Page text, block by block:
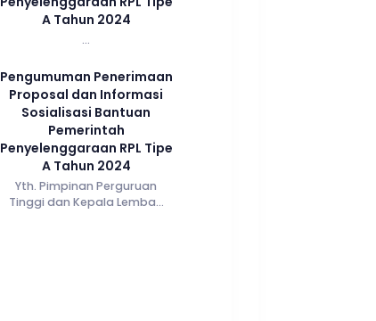
A Tahun 2024
...
Pengumuman Penerimaan
Proposal dan Informasi
Sosialisasi Bantuan
Pemerintah
Penyelenggaraan RPL Tipe
A Tahun 2024
Yth. Pimpinan Perguruan
Tinggi dan Kepala Lemba...